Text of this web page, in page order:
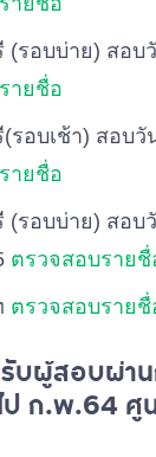
รอบบ่าย) สอบ
ายชื่อ
อบเช้า) สอบ
ายชื่อ
รอบบ่าย) สอบ
ตรวจสอบรายชื่
ตรวจสอบรายชื่
บผู้สอบผ่า
ป ก.พ.64